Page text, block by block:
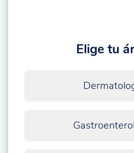
Elige tu